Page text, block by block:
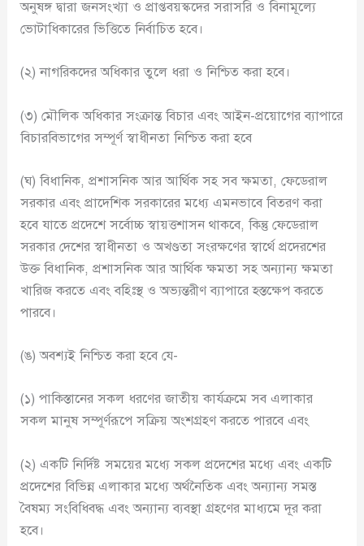
অনুষঙ্গ দ্বারা জনসংখ্যা ও প্রাপ্তবয়স্কদের সরাসরি ও বিনামূল্যে
ভোটাধিকারের ভিত্তিতে নির্বাচিত হবে।
(২) নাগরিকদের অধিকার তুলে ধরা ও নিশ্চিত করা হবে।
(৩) মৌলিক অধিকার সংক্রান্ত বিচার এবং আইন-প্রয়োগের ব্যাপারে
বিচারবিভাগের সম্পূর্ণ স্বাধীনতা নিশ্চিত করা হবে
(ঘ) বিধানিক, প্রশাসনিক আর আর্থিক সহ সব ক্ষমতা, ফেডেরাল
সরকার এবং প্রাদেশিক সরকারের মধ্যে এমনভাবে বিতরণ করা
হবে যাতে প্রদেশে সর্বোচ্চ স্বায়ত্তশাসন থাকবে, কিন্তু ফেডেরাল
সরকার দেশের স্বাধীনতা ও অখণ্ডতা সংরক্ষণের স্বার্থে প্রদেরশের
উক্ত বিধানিক, প্রশাসনিক আর আর্থিক ক্ষমতা সহ অন্যান্য ক্ষমতা
খারিজ করতে এবং বহিঃস্থ ও অভ্যন্তরীণ ব্যাপারে হস্তক্ষেপ করতে
পারবে।
(ঙ) অবশ্যই নিশ্চিত করা হবে যে-
(১) পাকিস্তানের সকল ধরণের জাতীয় কার্যক্রমে সব এলাকার
সকল মানুষ সম্পূর্ণরূপে সক্রিয় অংশগ্রহণ করতে পারবে এবং
(২) একটি নির্দিষ্ট সময়ের মধ্যে সকল প্রদেশের মধ্যে এবং একটি
প্রদেশের বিভিন্ন এলাকার মধ্যে অর্থনৈতিক এবং অন্যান্য সমস্ত
বৈষম্য সংবিধিবদ্ধ এবং অন্যান্য ব্যবস্থা গ্রহণের মাধ্যমে দূর করা
হবে।